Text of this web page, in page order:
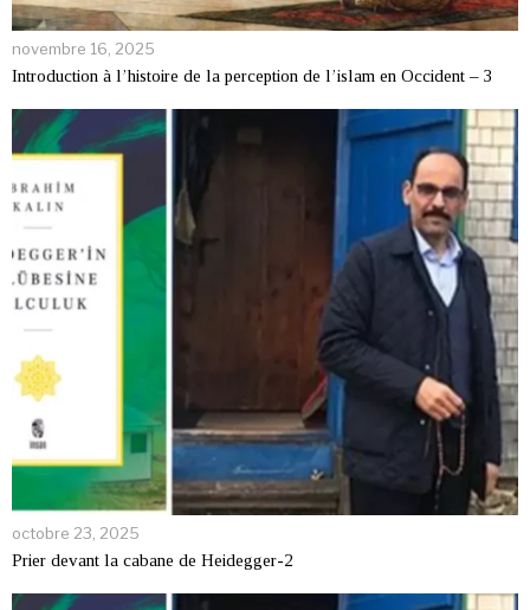
novembre 16, 2025
Introduction à l’histoire de la perception de l’islam en Occident – 3
octobre 23, 2025
Prier devant la cabane de Heidegger-2